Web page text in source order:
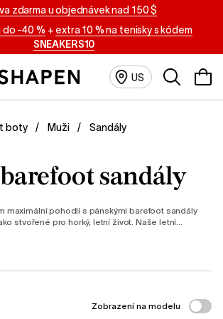
zdarma u objednávek nad 150 $
do -40 % + extra 10 % na tenisky s kódem
SNEAKERS10
US
boty Muži Sandály
sandály
maximální pohodlí s pánskými barefoot sandály
stvořené pro horký, letní život. Naše letní
kvalitu a autentický pocit svobody.
Zobrazení na modelu